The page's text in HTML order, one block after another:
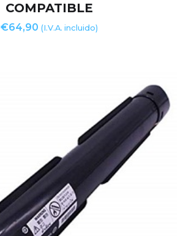
COMPATIBLE
€64,90 (I.V.A. incluido)